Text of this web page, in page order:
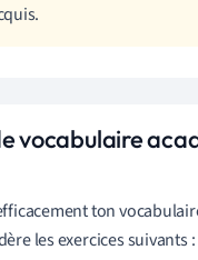
vocabulaire
ton
les exercices suivants :